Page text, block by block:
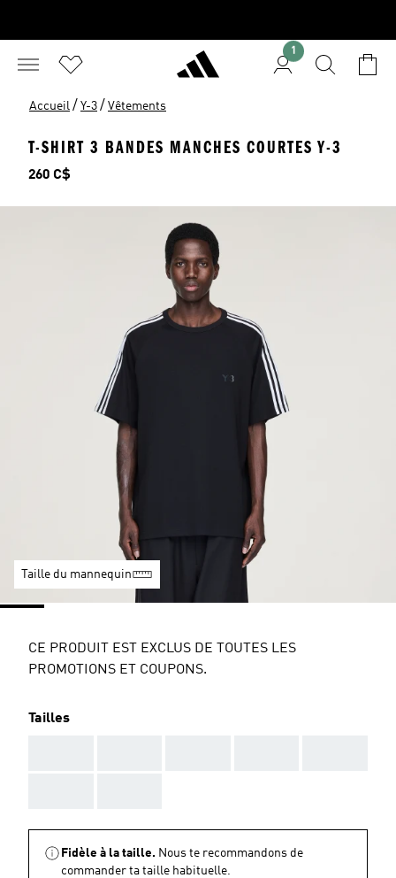
1
Accueil / Y-3 / Vêtements
T-SHIRT 3 BANDES MANCHES COURTES Y-3
Prix
260 C$
Taille du mannequin
CE PRODUIT EST EXCLUS DE TOUTES LES
PROMOTIONS ET COUPONS.
Tailles
Fidèle à la taille. Nous te recommandons de
commander ta taille habituelle.